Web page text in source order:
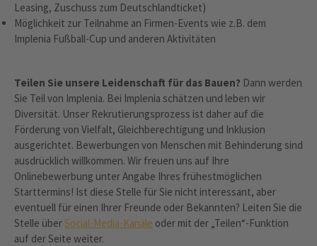
Leasing, Zuschuss zum Deutschlandticket)
Möglichkeit zur Teilnahme an Firmen-Events wie z.B. dem
Implenia Fußball-Cup und anderen Aktivitäten
Teilen Sie unsere Leidenschaft für das Bauen? Dann werden
Sie Teil von Implenia. Bei Implenia schätzen und leben wir
Diversität. Unser Rekrutierungsprozess ist daher auf die
Förderung von Vielfalt, Gleichberechtigung und Inklusion
ausgerichtet. Bewerbungen von Menschen mit Behinderung sind
ausdrücklich willkommen. Wir freuen uns auf Ihre
Onlinebewerbung unter Angabe Ihres frühestmöglichen
Starttermins! Ist diese Stelle für Sie nicht interessant, aber
eventuell für einen Ihrer Freunde oder Bekannten? Leiten Sie die
Stelle überSocial-Media-Kanäle oder mit der „Teilen“-Funktion
auf der Seite weiter.